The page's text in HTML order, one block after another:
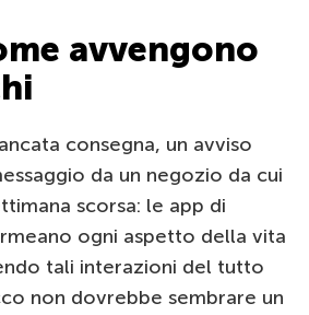
avvengono
consegna, un avviso
da un negozio da cui
scorsa: le app di
ogni aspetto della vita
tali interazioni del tutto
non dovrebbe sembrare un